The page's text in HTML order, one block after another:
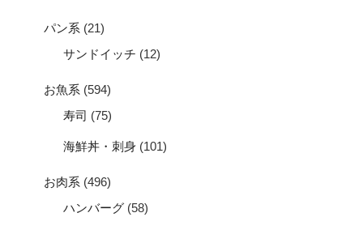
パン系 (21)
サンドイッチ (12)
お魚系 (594)
寿司 (75)
海鮮丼・刺身 (101)
お肉系 (496)
ハンバーグ (58)